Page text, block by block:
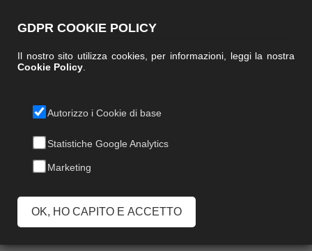
PALETTA
ALZAIMMONDIZIA
FLY
GDPR COOKIE POLICY
Il nostro sito utilizza cookies, per informazioni, leggi la nostra
Cookie Policy
Autorizzo i Cookie di base
Statistiche Google Analytics
Marketing
OK, HO CAPITO E ACCETTO